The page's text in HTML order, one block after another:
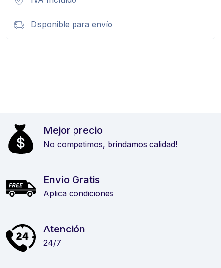
Disponible para envío
Mejor precio
No competimos, brindamos calidad!
Envío Gratis
Aplica condiciones
Atención
24/7